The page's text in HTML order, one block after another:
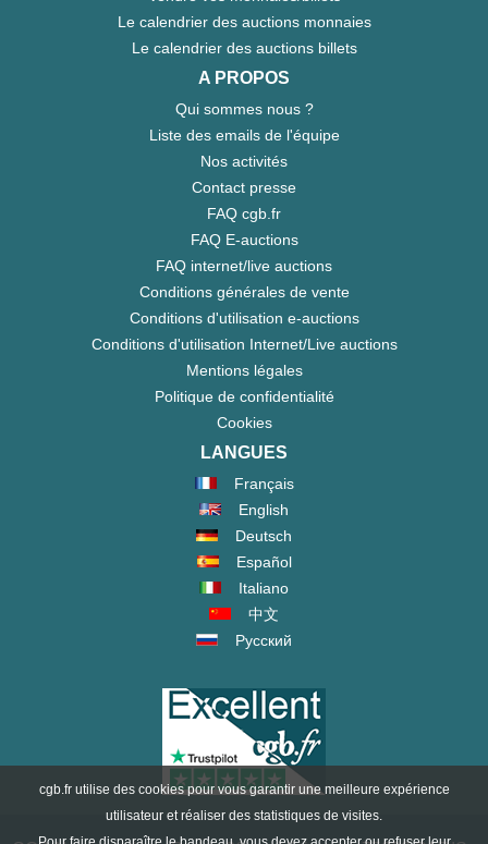
Le calendrier des auctions monnaies
Le calendrier des auctions billets
A PROPOS
Qui sommes nous ?
Liste des emails de l'équipe
Nos activités
Contact presse
FAQ cgb.fr
FAQ E-auctions
FAQ internet/live auctions
Conditions générales de vente
Conditions d'utilisation e-auctions
Conditions d'utilisation Internet/Live auctions
Mentions légales
Politique de confidentialité
Cookies
LANGUES
Français
English
Deutsch
Español
Italiano
中文
Русский
cgb.fr utilise des cookies pour vous garantir une meilleure expérience
utilisateur et réaliser des statistiques de visites.